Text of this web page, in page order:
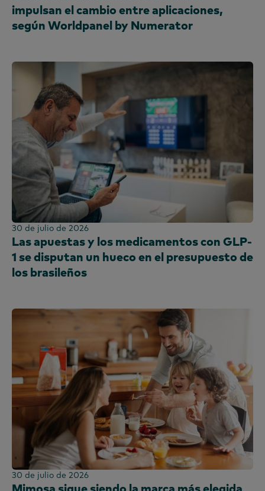
impulsan el cambio entre aplicaciones,
según Worldpanel by Numerator
30 de julio de 2026
Las apuestas y los medicamentos con GLP-
1 se disputan un hueco en el presupuesto de
los brasileños
30 de julio de 2026